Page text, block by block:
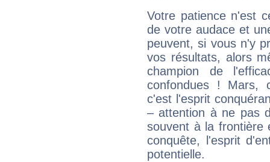
Votre patience n'est
de votre audace et
peuvent, si vous n'y
vos résultats, alors
champion de
confondues ! Mars,
c'est l'esprit
– attention à ne pas
souvent à la frontière
conquête, l'esprit
potentielle.